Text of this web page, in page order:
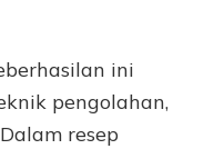
ini
pengolahan,
resep